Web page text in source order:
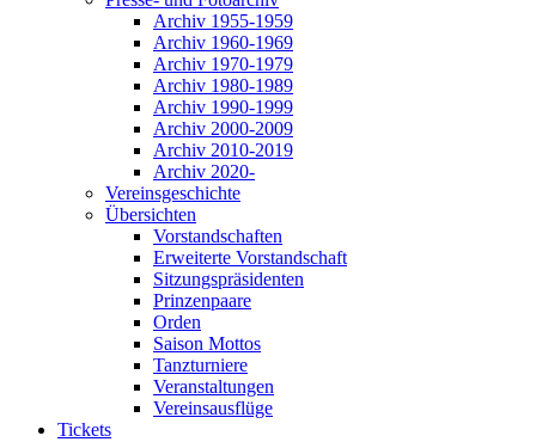
Archiv 1955-1959
Archiv 1960-1969
Archiv 1970-1979
Archiv 1980-1989
Archiv 1990-1999
Archiv 2000-2009
Archiv 2010-2019
Archiv 2020-
Vereinsgeschichte
Übersichten
Vorstandschaften
Erweiterte Vorstandschaft
Sitzungspräsidenten
Prinzenpaare
Orden
Saison Mottos
Tanzturniere
Veranstaltungen
Vereinsausflüge
Tickets